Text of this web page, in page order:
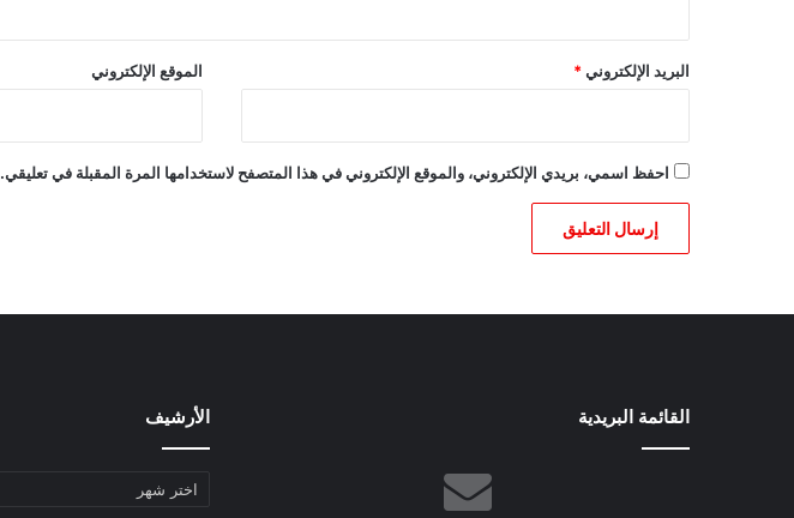
البريد الإلكتروني * الموقع الإلكتروني
احفظ اسمي، بريدي الإلكتروني، والموقع الإلكتروني في هذا المتصفح لاستخدامها المرة المقبلة في تعليقي.
القائمة البريدية الأرشيف
الأرشيف